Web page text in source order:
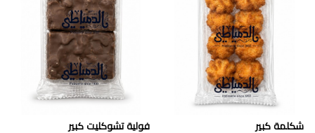
شكلمة كبير فولية تشوكليت كبير